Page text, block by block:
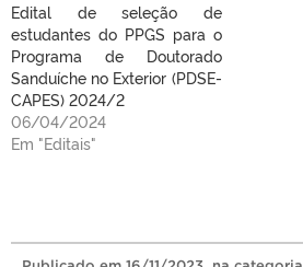
Edital de seleção de
estudantes do PPGS para o
Programa de Doutorado
Sanduíche no Exterior (PDSE-
CAPES) 2024/2
06/04/2024
Em "Editais"